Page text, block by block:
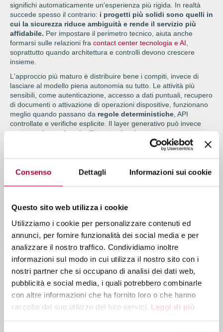
Consenso Dettagli Informazioni sui cookie
Questo sito web utilizza i cookie
Utilizziamo i cookie per personalizzare contenuti ed
annunci, per fornire funzionalità dei social media e per
analizzare il nostro traffico. Condividiamo inoltre
informazioni sul modo in cui utilizza il nostro sito con i
nostri partner che si occupano di analisi dei dati web,
pubblicità e social media, i quali potrebbero combinarle
con altre informazioni che ha fornito loro o che hanno
raccolto dal suo utilizzo dei loro servizi. Leggi di più
significhi automaticamente un'esperienza più rigida. In realtà
succede spesso il contrario: i progetti più solidi sono quelli in
cui la sicurezza riduce ambiguità e rende il servizio più
affidabile. Per impostare il perimetro tecnico, aiuta anche
formarsi sulle relazioni fra contact center tecnologia e AI
soprattutto quando architettura e controlli devono crescere
insieme.
L'approccio più maturo è distribuire bene i compiti, invece di
lasciare al modello piena autonomia su tutto. Le attività più
sensibili, come autenticazione, accesso a dati puntuali, recupero
di documenti o attivazione di operazioni dispositive, funzionano
meglio quando passano da regole deterministiche , API
controllate e verifiche esplicite. Il layer generativo può invece
portare valore nel capire l'intento, sintetizzare una
conversazione, proporre una bozza all'operatore o cercare il
knowledge base filtrata.
experience. Se il modello riconosce presto che sta entrando in
una zona ad alto rischio, può chiedere meno dati, limitarsi a
umano e mantenere la conversazione coerente. La protezione
del dato, qui, non rallenta il servizio: abbassa la probabilità di
errore e rende più leggibile il passaggio tra automazione e
supporto umano.